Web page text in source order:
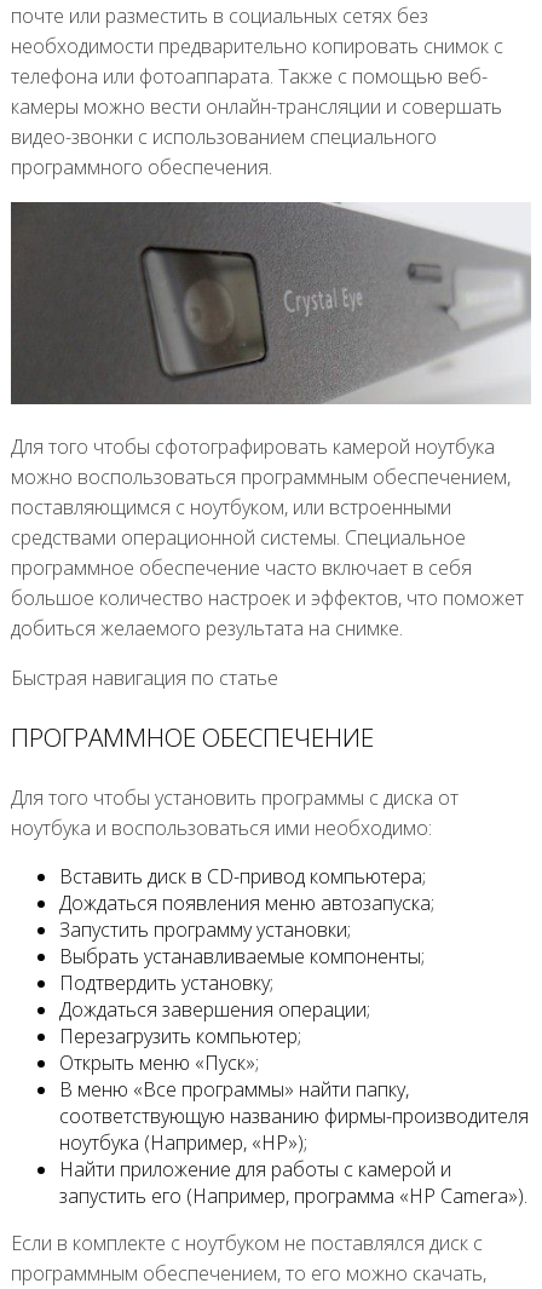
почте или разместить в социальных сетях без
необходимости предварительно копировать снимок с
телефона или фотоаппарата. Также с помощью веб-
камеры можно вести онлайн-трансляции и совершать
видео-звонки с использованием специального
программного обеспечения.
Для того чтобы сфотографировать камерой ноутбука
можно воспользоваться программным обеспечением,
поставляющимся с ноутбуком, или встроенными
средствами операционной системы. Специальное
программное обеспечение часто включает в себя
большое количество настроек и эффектов, что поможет
добиться желаемого результата на снимке.
Быстрая навигация по статье
ПРОГРАММНОЕ ОБЕСПЕЧЕНИЕ
Для того чтобы установить программы с диска от
ноутбука и воспользоваться ими необходимо:
Вставить диск в CD-привод компьютера;
Дождаться появления меню автозапуска;
Запустить программу установки;
Выбрать устанавливаемые компоненты;
Подтвердить установку;
Дождаться завершения операции;
Перезагрузить компьютер;
Открыть меню «Пуск»;
В меню «Все программы» найти папку,
соответствующую названию фирмы-производителя
ноутбука (Например, «HP»);
Найти приложение для работы с камерой и
запустить его (Например, программа «HP Camera»).
Если в комплекте с ноутбуком не поставлялся диск с
программным обеспечением, то его можно скачать,